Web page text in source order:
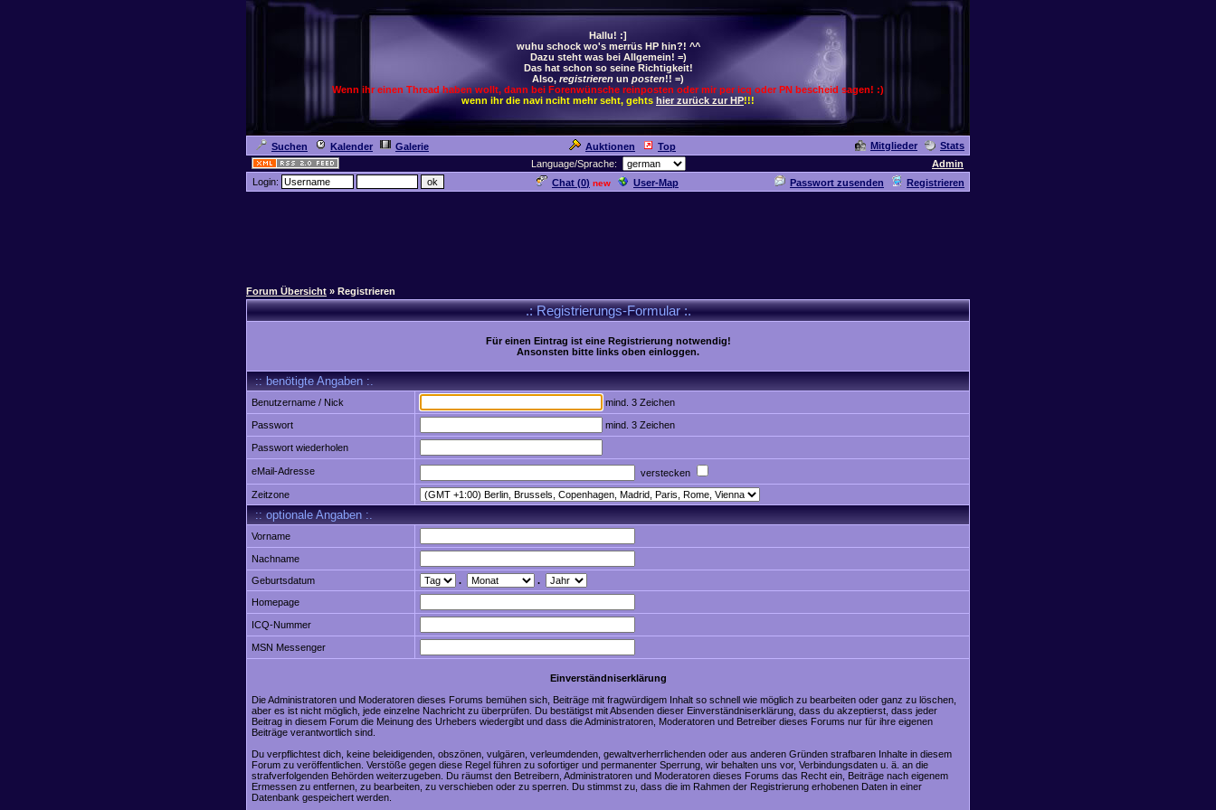
Hallu! :]
wuhu schock wo's merrüs HP hin?! ^^
Dazu steht was bei Allgemein! =)
Das hat schon so seine Richtigkeit!
Also, registrieren un posten!! =)
Wenn ihr einen Thread haben wollt, dann bei Forenwünsche reinposten oder mir per icq oder PN bescheid sagen! :)
wenn ihr die navi nciht mehr seht, gehts hier zurück zur HP!!!
Suchen Kalender Galerie Auktionen Top Mitglieder
Stats
Language/Sprache:
Admin
Login:
Chat (0) new User-Map Passwort zusenden Registrieren
Forum Übersicht » Registrieren
.: Registrierungs-Formular :.
Für einen Eintrag ist eine Registrierung notwendig!
Ansonsten bitte links oben einloggen.
:: benötigte Angaben :.
Benutzername / Nick mind. 3 Zeichen
Passwort mind. 3 Zeichen
Passwort wiederholen
eMail-Adresse
verstecken
Zeitzone
:: optionale Angaben :.
Vorname
Nachname
Geburtsdatum
.
.
Homepage
ICQ-Nummer
MSN Messenger
Einverständniserklärung
Die Administratoren und Moderatoren dieses Forums bemühen sich, Beiträge mit fragwürdigem Inhalt so schnell wie möglich zu bearbeiten oder ganz zu löschen,
aber es ist nicht möglich, jede einzelne Nachricht zu überprüfen. Du bestätigst mit Absenden dieser Einverständniserklärung, dass du akzeptierst, dass jeder
Beitrag in diesem Forum die Meinung des Urhebers wiedergibt und dass die Administratoren, Moderatoren und Betreiber dieses Forums nur für ihre eigenen
Beiträge verantwortlich sind.
Du verpflichtest dich, keine beleidigenden, obszönen, vulgären, verleumdenden, gewaltverherrlichenden oder aus anderen Gründen strafbaren Inhalte in diesem
Forum zu veröffentlichen. Verstöße gegen diese Regel führen zu sofortiger und permanenter Sperrung, wir behalten uns vor, Verbindungsdaten u. ä. an die
strafverfolgenden Behörden weiterzugeben. Du räumst den Betreibern, Administratoren und Moderatoren dieses Forums das Recht ein, Beiträge nach eigenem
Ermessen zu entfernen, zu bearbeiten, zu verschieben oder zu sperren. Du stimmst zu, dass die im Rahmen der Registrierung erhobenen Daten in einer
Datenbank gespeichert werden.